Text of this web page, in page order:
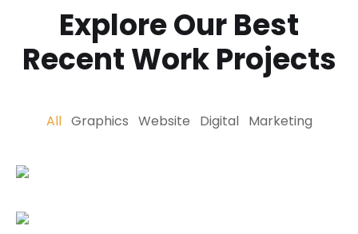
Explore Our Best
Recent Work Projects
All Graphics Website Digital Marketing